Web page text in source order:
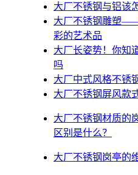
大厂不锈钢与铝该
大厂不锈钢雕塑
彩的艺术品
大厂​长姿势！你知
吗
大厂中式风格不锈
大厂不锈钢屏风款
大厂不锈钢材质的
区别是什么？
大厂不锈钢岗亭的